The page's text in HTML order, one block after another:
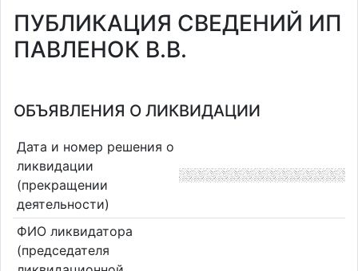
ПУБЛИКАЦИЯ СВЕДЕНИЙ ИП
ПАВЛЕНОК В.В.
ОБЪЯВЛЕНИЯ О ЛИКВИДАЦИИ
Дата и номер решения о
ликвидации
(прекращении
деятельности)
ФИО ликвидатора
(председателя